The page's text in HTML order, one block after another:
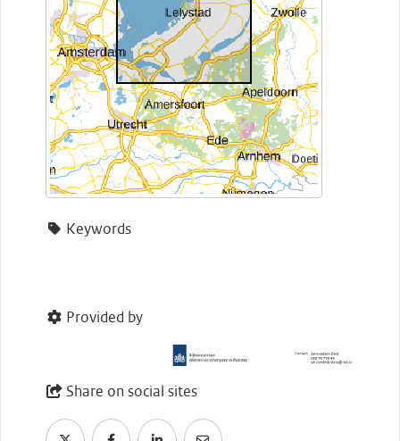
Keywords
Provided by
Share on social sites